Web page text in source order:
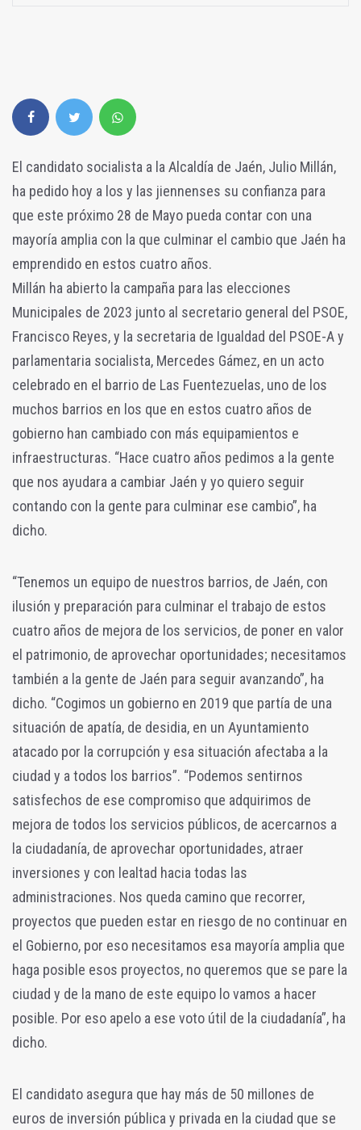
El candidato socialista a la Alcaldía de Jaén, Julio Millán,
ha pedido hoy a los y las jiennenses su confianza para
que este próximo 28 de Mayo pueda contar con una
mayoría amplia con la que culminar el cambio que Jaén ha
emprendido en estos cuatro años.
Millán ha abierto la campaña para las elecciones
Municipales de 2023 junto al secretario general del PSOE,
Francisco Reyes, y la secretaria de Igualdad del PSOE-A y
parlamentaria socialista, Mercedes Gámez, en un acto
celebrado en el barrio de Las Fuentezuelas, uno de los
muchos barrios en los que en estos cuatro años de
gobierno han cambiado con más equipamientos e
infraestructuras. “Hace cuatro años pedimos a la gente
que nos ayudara a cambiar Jaén y yo quiero seguir
contando con la gente para culminar ese cambio”, ha
dicho.
“Tenemos un equipo de nuestros barrios, de Jaén, con
ilusión y preparación para culminar el trabajo de estos
cuatro años de mejora de los servicios, de poner en valor
el patrimonio, de aprovechar oportunidades; necesitamos
también a la gente de Jaén para seguir avanzando”, ha
dicho. “Cogimos un gobierno en 2019 que partía de una
situación de apatía, de desidia, en un Ayuntamiento
atacado por la corrupción y esa situación afectaba a la
ciudad y a todos los barrios”. “Podemos sentirnos
satisfechos de ese compromiso que adquirimos de
mejora de todos los servicios públicos, de acercarnos a
la ciudadanía, de aprovechar oportunidades, atraer
inversiones y con lealtad hacia todas las
administraciones. Nos queda camino que recorrer,
proyectos que pueden estar en riesgo de no continuar en
el Gobierno, por eso necesitamos esa mayoría amplia que
haga posible esos proyectos, no queremos que se pare la
ciudad y de la mano de este equipo lo vamos a hacer
posible. Por eso apelo a ese voto útil de la ciudadanía”, ha
dicho.
El candidato asegura que hay más de 50 millones de
euros de inversión pública y privada en la ciudad que se